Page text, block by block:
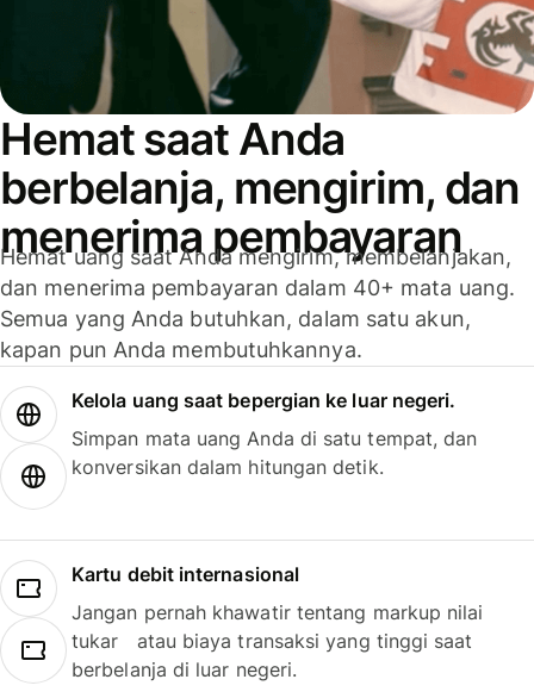
Hemat saat Anda
berbelanja, mengirim, dan
menerima pembayaran
Hemat uang saat Anda mengirim, membelanjakan,
dan menerima pembayaran dalam 40+ mata uang.
Semua yang Anda butuhkan, dalam satu akun,
kapan pun Anda membutuhkannya.
Kelola uang saat bepergian ke luar negeri.
Simpan mata uang Anda di satu tempat, dan
konversikan dalam hitungan detik.
Kartu debit internasional
Jangan pernah khawatir tentang markup nilai
tukar atau biaya transaksi yang tinggi saat
berbelanja di luar negeri.